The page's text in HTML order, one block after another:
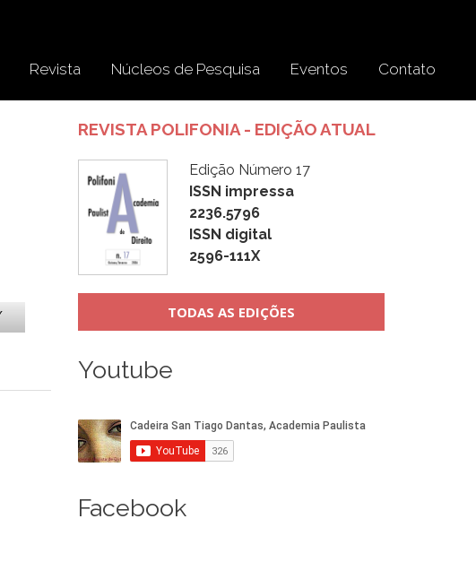
Revista Núcleos de Pesquisa Eventos Contato
REVISTA POLIFONIA - EDIÇÃO ATUAL
Edição Número 17
ISSN impressa
2236.5796
ISSN digital
2596-111X
TODAS AS EDIÇÕES
Youtube
Facebook